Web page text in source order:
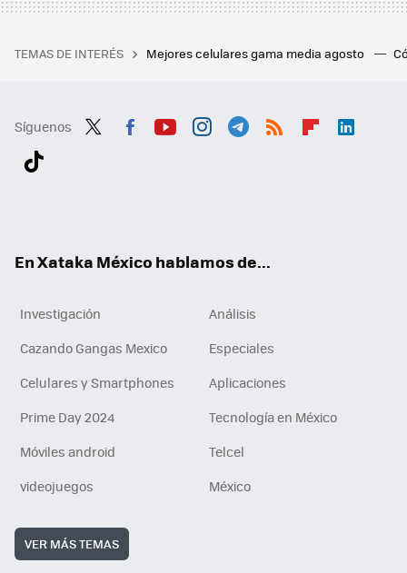
TEMAS DE INTERÉS Mejores celulares gama media agosto
Síguenos
En Xataka México hablamos de...
Investigación
Análisis
Cazando Gangas Mexico
Especiales
Celulares y Smartphones
Aplicaciones
Prime Day 2024
Tecnología en México
Móviles android
Telcel
videojuegos
México
VER MÁS TEMAS